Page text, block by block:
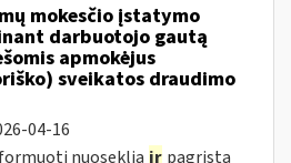
mokesčio įstatymo
darbuotojo gautą
apmokėjus
sveikatos draudimo
04-16
nuoseklią ir pagrįstą